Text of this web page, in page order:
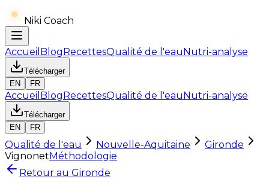
Niki Coach
Accueil BlogRecettesQualité de l'eauNutri-analyse
Télécharger
EN
FR
Accueil BlogRecettesQualité de l'eauNutri-analyse
Télécharger
EN
FR
Qualité de l'eau Nouvelle-Aquitaine
Gironde
VignonetMéthodologie
Retour au Gironde